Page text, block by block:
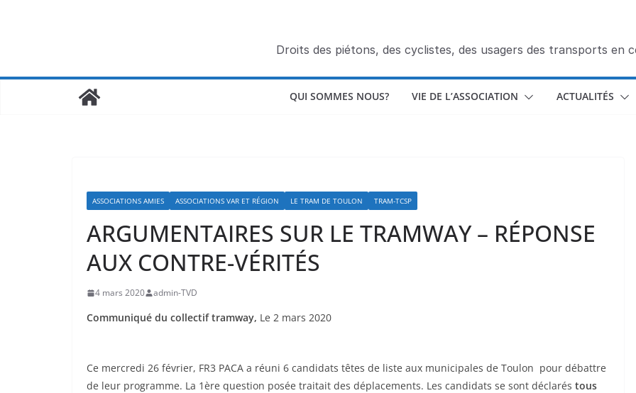
Droits des piétons, des cyclistes, des usagers des transports en
QUI SOMMES NOUS? VIE DE L’ASSOCIATION ACTUALITÉS
ASSOCIATIONS AMIES ASSOCIATIONS VAR ET RÉGION LE TRAM DE TOULON TRAM-TCSP
ARGUMENTAIRES SUR LE TRAMWAY – RÉPONSE
AUX CONTRE-VÉRITÉS
4 mars 2020 admin-TVD
Communiqué du collectif tramway, Le 2 mars 2020
Ce mercredi 26 février, FR3 PACA a réuni 6 candidats têtes de liste aux municipales de Toulon pour débattre
de leur programme. La 1ère question posée traitait des déplacements. Les candidats se sont déclarés tous